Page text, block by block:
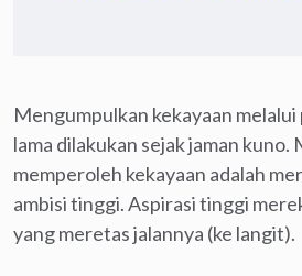
Mengumpulkan kekayaan
lama dilakukan sejak jaman kuno.
memperoleh kekayaan adalah
ambisi tinggi. Aspirasi tinggi
yang meretas jalannya (ke langit).